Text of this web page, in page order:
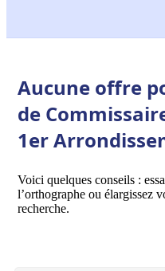
Aucune offre
de
1er
Voici quelques conseils :
l’orthographe ou élargissez
recherche.